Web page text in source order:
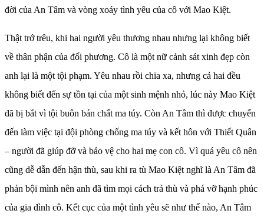
đời của An Tâm và vòng xoáy tình yêu của cô với Mao Kiệt.
Thật trớ trêu, khi hai người yêu thương nhau nhưng lại không biết
về thân phận của đối phương. Cô là một nữ cảnh sát xinh đẹp còn
anh lại là một tội phạm. Yêu nhau rồi chia xa, nhưng cả hai đều
không biết đến sự tồn tại của một sinh mệnh nhỏ, lúc này Mao Kiệt
đã bị bắt vì tội buôn bán chất ma túy. Còn An Tâm thì được chuyển
đến làm việc tại đội phòng chống ma túy và kết hôn với Thiết Quân
– người đã giúp đỡ và bảo vệ cho hai mẹ con cô. Vì quá yêu cô nên
cũng dễ dẫn đến hận thù, sau khi ra tù Mao Kiệt nghĩ là An Tâm đã
phản bội mình nên anh đã tìm mọi cách trả thù và phá vỡ hạnh phúc
của gia đình cô. Kết cục của một tình yêu sẽ như thế nào, An Tâm